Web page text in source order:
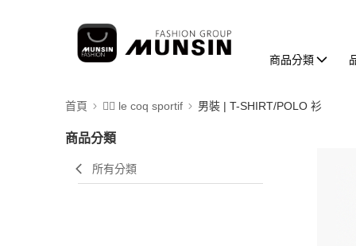
商品分類
首頁 🚴‍♂️ le coq sportif 男裝 | T-SHIRT/POLO 衫
商品分類
所有分類